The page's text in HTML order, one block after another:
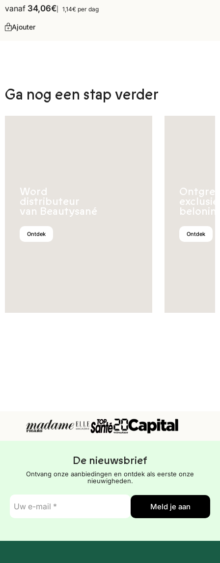
vanaf 34,06€ 1,14€ per dag
Ajouter
Ga nog een stap verder
Word
distributeur
van Beautysané
Ontdek Ontdek
De nieuwsbrief
Ontvang onze aanbiedingen en ontdek als eerste onze
nieuwigheden.
E-
mail
*
Meld je aan